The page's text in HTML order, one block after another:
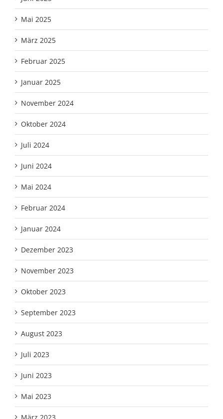
Mai 2025
März 2025
Februar 2025
Januar 2025
November 2024
Oktober 2024
Juli 2024
Juni 2024
Mai 2024
Februar 2024
Januar 2024
Dezember 2023
November 2023
Oktober 2023
September 2023
August 2023
Juli 2023
Juni 2023
Mai 2023
März 2023